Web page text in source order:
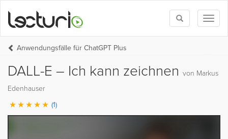
Toggle
search
Anwendungsfälle für ChatGPT Plus
DALL-E – Ich kann zeichnen von Markus
Edenhauser
(1)